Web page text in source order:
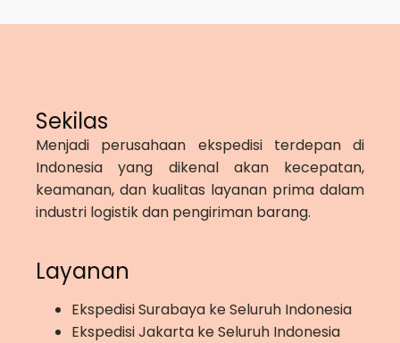
Sekilas
Menjadi perusahaan ekspedisi terdepan di
Indonesia yang dikenal akan kecepatan,
keamanan, dan kualitas layanan prima dalam
industri logistik dan pengiriman barang.
Layanan
Ekspedisi Surabaya ke Seluruh Indonesia
Ekspedisi Jakarta ke Seluruh Indonesia